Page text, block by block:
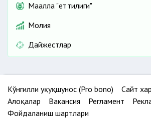
Маҳалла "еттилиги"
Молия
Дайжестлар
Кўнгилли ҳуқуқшунос (Pro bono)
Сайт
Алоқалар
Вакансия Регламент
Фойдаланиш шартлари